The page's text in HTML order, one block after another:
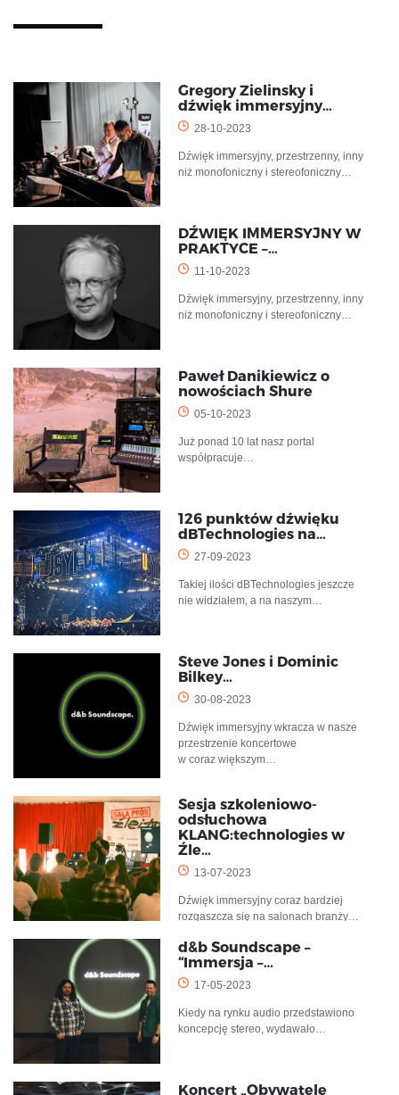
Gregory Zielinsky i
dźwięk immersyjny…
28-10-2023
Dźwięk immersyjny, przestrzenny, inny
niż monofoniczny i stereofoniczny…
DŹWIĘK IMMERSYJNY W
PRAKTYCE –…
11-10-2023
Dźwięk immersyjny, przestrzenny, inny
niż monofoniczny i stereofoniczny…
Paweł Danikiewicz o
nowościach Shure
05-10-2023
Już ponad 10 lat nasz portal
współpracuje…
126 punktów dźwięku
dBTechnologies na…
27-09-2023
Takiej ilości dBTechnologies jeszcze
nie widziałem, a na naszym…
Steve Jones i Dominic
Bilkey…
30-08-2023
Dźwięk immersyjny wkracza w nasze
przestrzenie koncertowe
w coraz większym…
Sesja szkoleniowo-
odsłuchowa
KLANG:technologies w
Źle…
13-07-2023
Dźwięk immersyjny coraz bardziej
rozgaszcza się na salonach branży…
d&b Soundscape –
“Immersja –…
17-05-2023
Kiedy na rynku audio przedstawiono
koncepcję stereo, wydawało…
Koncert „Obywatele